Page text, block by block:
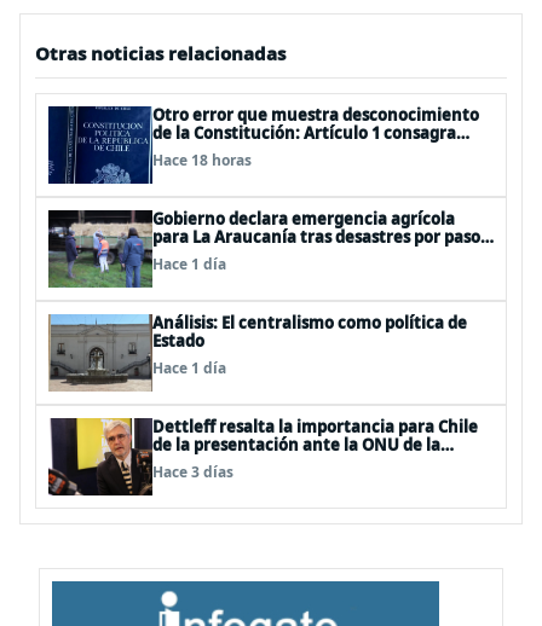
Otras noticias relacionadas
Otro error que muestra desconocimiento
de la Constitución: Artículo 1 consagra
resguardar la seguridad nacional y
proteger a los ciudadanos
Hace 18 horas
Gobierno declara emergencia agrícola
para La Araucanía tras desastres por pasos
de sistemas frontales
Hace 1 día
Análisis: El centralismo como política de
Estado
Hace 1 día
Dettleff resalta la importancia para Chile
de la presentación ante la ONU de la
Plataforma Continental Extendida del
Archipiélago Juan Fernández
Hace 3 días